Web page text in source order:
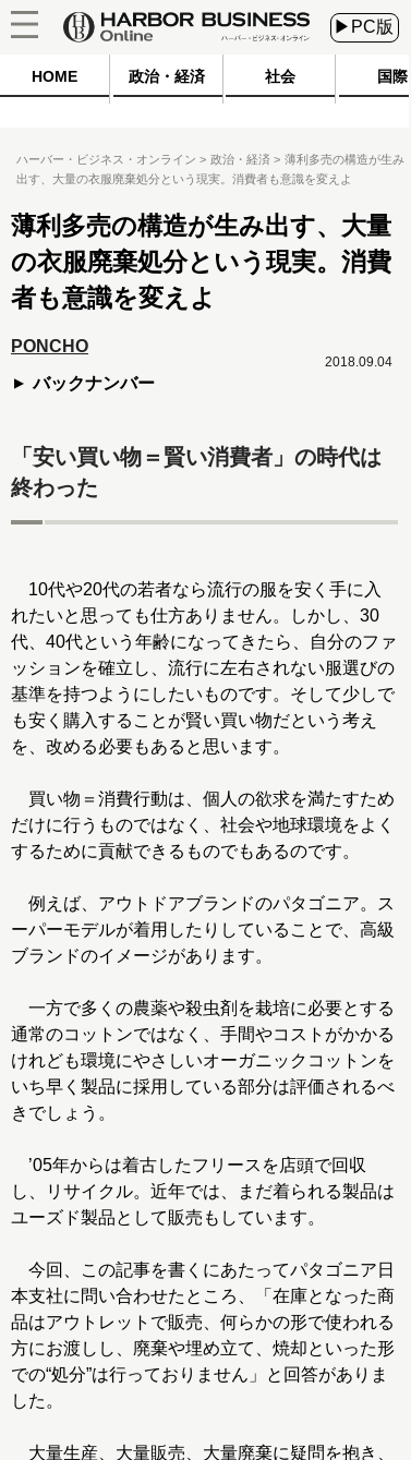
▶PC版
HOME 政治・経済 社会 国際
ハーバー・ビジネス・オンライン 政治・経済
薄利多売の構造が生み
出す、大量の衣服廃棄処分という現実。消費者も意識を変えよ
薄利多売の構造が生み出す、大量
の衣服廃棄処分という現実。消費
者も意識を変えよ
PONCHO
バックナンバー
2018.09.04
「安い買い物＝賢い消費者」の時代は
終わった
10代や20代の若者なら流行の服を安く手に入
れたいと思っても仕方ありません。しかし、30
代、40代という年齢になってきたら、自分のファ
ッションを確立し、流行に左右されない服選びの
基準を持つようにしたいものです。そして少しで
も安く購入することが賢い買い物だという考え
を、改める必要もあると思います。
買い物＝消費行動は、個人の欲求を満たすため
だけに行うものではなく、社会や地球環境をよく
するために貢献できるものでもあるのです。
例えば、アウトドアブランドのパタゴニア。ス
ーパーモデルが着用したりしていることで、高級
ブランドのイメージがあります。
一方で多くの農薬や殺虫剤を栽培に必要とする
通常のコットンではなく、手間やコストがかかる
けれども環境にやさしいオーガニックコットンを
いち早く製品に採用している部分は評価されるべ
きでしょう。
’05年からは着古したフリースを店頭で回収
し、リサイクル。近年では、まだ着られる製品は
ユーズド製品として販売もしています。
今回、この記事を書くにあたってパタゴニア日
本支社に問い合わせたところ、「在庫となった商
品はアウトレットで販売、何らかの形で使われる
方にお渡しし、廃棄や埋め立て、焼却といった形
での“処分”は行っておりません」と回答がありま
した。
大量生産、大量販売、大量廃棄に疑問を抱き、